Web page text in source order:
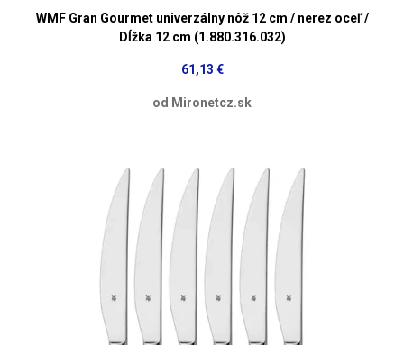
WMF Gran Gourmet univerzálny nôž 12 cm / nerez oceľ /
Dĺžka 12 cm (1.880.316.032)
61,13 €
od Mironetcz.sk